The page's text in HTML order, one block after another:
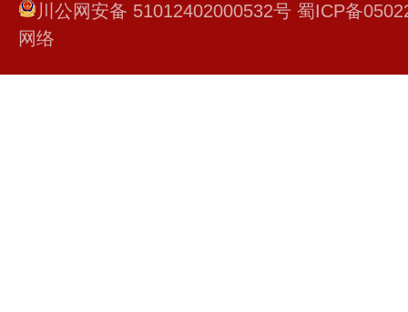
川公网安备 51012402000532号 蜀ICP备
网络